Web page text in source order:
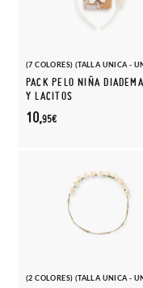
(7 COLORES) (TALLA UNICA -
PACK PELO NIÑA
Y LACITOS
10,95€
(2 COLORES) (TALLA UNICA -